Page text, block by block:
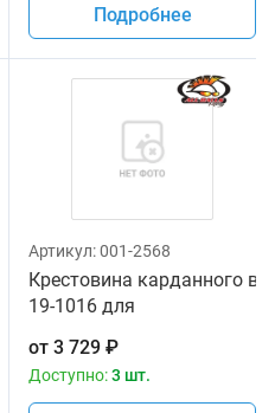
Подробнее
All Balls
Артикул:001-2568
Крестовина карданного
19-1016 для
от 3 729 ₽
Доступно:3 шт.